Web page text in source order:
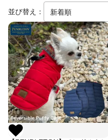
並び替え：